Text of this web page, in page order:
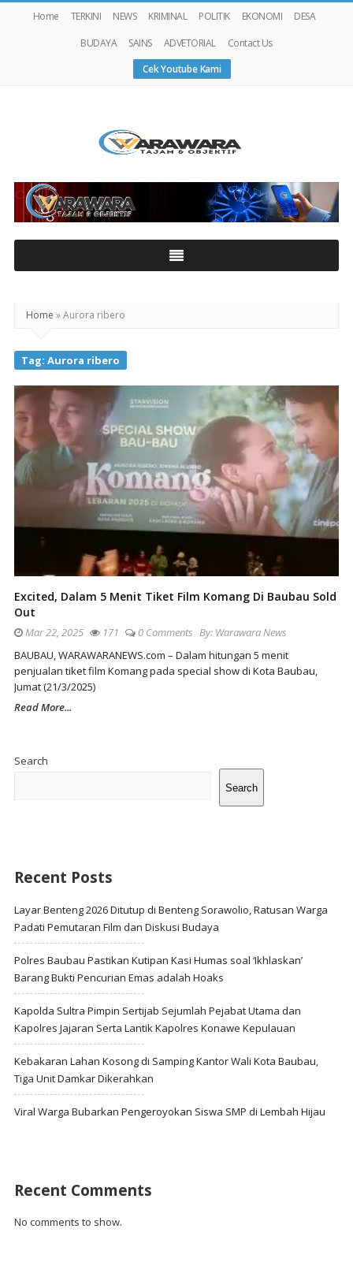
Home TERKINI NEWS KRIMINAL POLITIK EKONOMI
DESA
BUDAYA
SAINS ADVETORIAL
Contact Us
Cek Youtube Kami
Warawaranews
Home »Aurora ribero
Tag: Aurora ribero
Excited, Dalam 5 Menit Tiket Film Komang Di Baubau Sold
Out
Mar 22, 2025 171 0 Comments By: Warawara News
BAUBAU, WARAWARANEWS.com – Dalam hitungan 5 menit
penjualan tiket film Komang pada special show di Kota Baubau,
Jumat (21/3/2025)
Read More...
Search
Search
Recent Posts
Layar Benteng 2026 Ditutup di Benteng Sorawolio, Ratusan Warga
Padati Pemutaran Film dan Diskusi Budaya
Polres Baubau Pastikan Kutipan Kasi Humas soal ‘Ikhlaskan’
Barang Bukti Pencurian Emas adalah Hoaks
Kapolda Sultra Pimpin Sertijab Sejumlah Pejabat Utama dan
Kapolres Jajaran Serta Lantik Kapolres Konawe Kepulauan
Kebakaran Lahan Kosong di Samping Kantor Wali Kota Baubau,
Tiga Unit Damkar Dikerahkan
Viral Warga Bubarkan Pengeroyokan Siswa SMP di Lembah Hijau
Recent Comments
No comments to show.